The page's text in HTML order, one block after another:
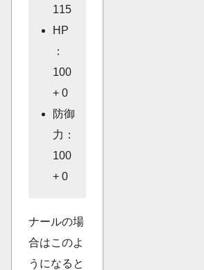
115
HP
：
100
+ 0
防御
力：
100
+ 0
ナールの場
合はこのよ
うになると